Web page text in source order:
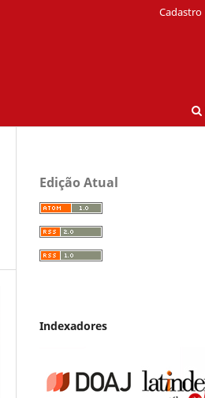
Cadastro
Edição Atual
Indexadores